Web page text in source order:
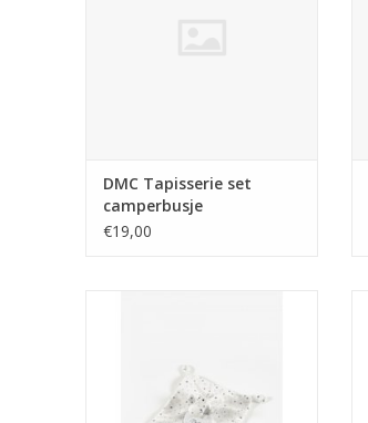
DMC Tapisserie set
camperbusje
€19,00